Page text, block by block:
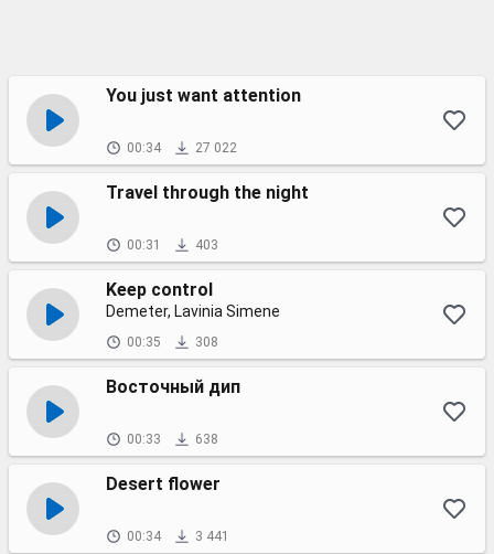
You just want attention
00:34 27 022
Travel through the night
00:31 403
Keep control
Demeter, Lavinia Simene
00:35 308
Восточный дип
00:33 638
Desert flower
00:34 3 441